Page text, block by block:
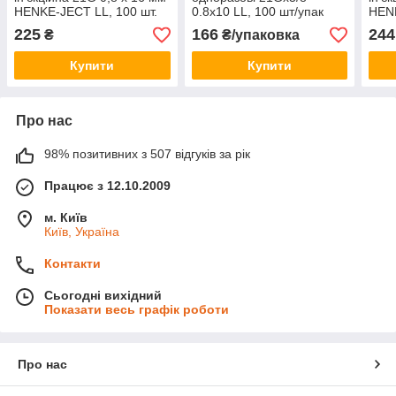
HENKE-JECT LL, 100 шт.
225 ₴
Купити
0.8х10 LL, 100 шт/упак
166₴/упаковка
Купити
244
Про нас
98% позитивних з 507 відгуків за рік
Працює з 12.10.2009
м. Київ
Київ, Україна
Контакти
Сьогодні вихідний
Показати весь графік роботи
Про нас